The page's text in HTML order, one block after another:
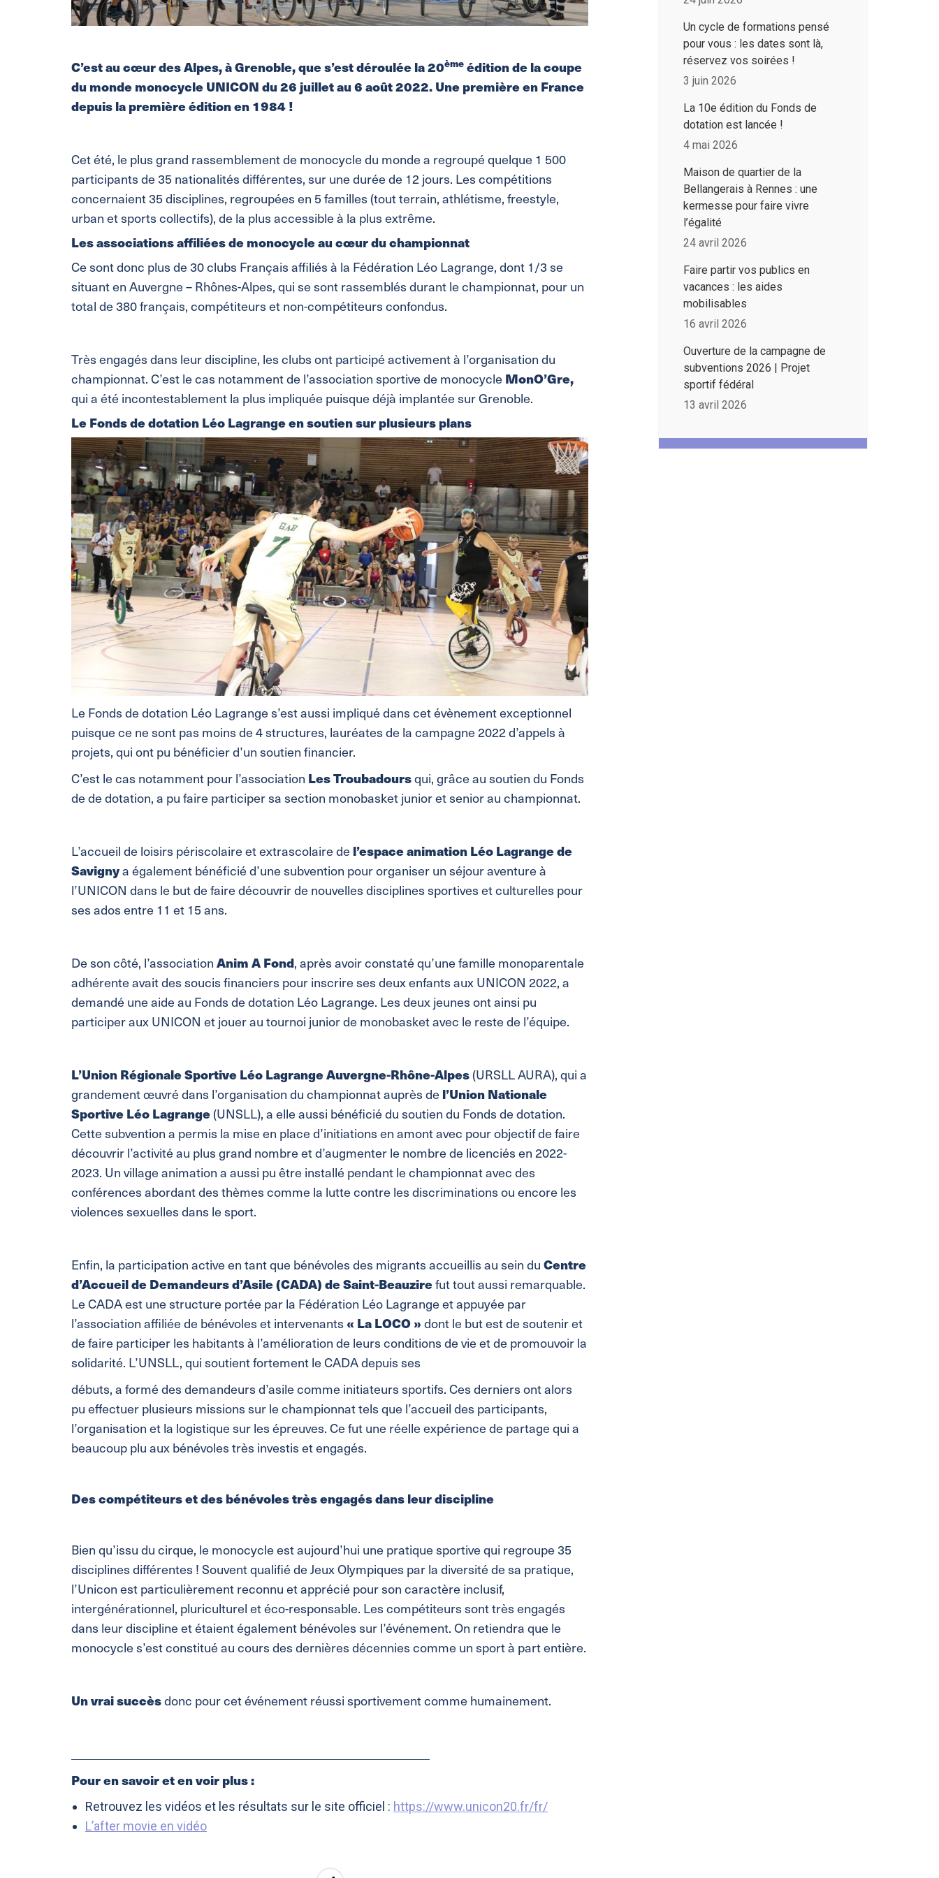
C’est au cœur des Alpes, à Grenoble, que s’est déroulée la 20ème édition de la coupe
du monde monocycle UNICON du 26 juillet au 6 août 2022. Une première en France
depuis la première édition en 1984 !
Cet été, le plus grand rassemblement de monocycle du monde a regroupé quelque 1 500
participants de 35 nationalités différentes, sur une durée de 12 jours. Les compétitions
concernaient 35 disciplines, regroupées en 5 familles (tout terrain, athlétisme, freestyle,
urban et sports collectifs), de la plus accessible à la plus extrême.
Les associations affiliées de monocycle au cœur du championnat
Ce sont donc plus de 30 clubs Français affiliés à la Fédération Léo Lagrange, dont 1/3 se
situant en Auvergne – Rhônes-Alpes, qui se sont rassemblés durant le championnat, pour un
total de 380 français, compétiteurs et non-compétiteurs confondus.
Très engagés dans leur discipline, les clubs ont participé activement à l’organisation du
championnat. C’est le cas notamment de l’association sportive de monocycleMonO’Gre,
qui a été incontestablement la plus impliquée puisque déjà implantée sur Grenoble.
Le Fonds de dotation Léo Lagrange en soutien sur plusieurs plans
Le Fonds de dotation Léo Lagrange s’est aussi impliqué dans cet évènement exceptionnel
puisque ce ne sont pas moins de 4 structures, lauréates de la campagne 2022 d’appels à
projets, qui ont pu bénéficier d’un soutien financier.
C’est le cas notamment pour l’association Les Troubadoursqui, grâce au soutien du Fonds
de de dotation, a pu faire participer sa section monobasket junior et senior au championnat.
L’accueil de loisirs périscolaire et extrascolaire del’espace animation Léo Lagrange de
Savignya également bénéficié d’une subvention pour organiser un séjour aventure à
l’UNICON dans le but de faire découvrir de nouvelles disciplines sportives et culturelles pour
ses ados entre 11 et 15 ans.
De son côté, l’associationAnim A Fond, après avoir constaté qu’une famille monoparentale
adhérente avait des soucis financiers pour inscrire ses deux enfants aux UNICON 2022, a
demandé une aide au Fonds de dotation Léo Lagrange. Les deux jeunes ont ainsi pu
participer aux UNICON et jouer au tournoi junior de monobasket avec le reste de l’équipe.
L’Union Régionale Sportive Léo Lagrange Auvergne-Rhône-Alpes(URSLL AURA), qui a
grandement œuvré dans l’organisation du championnat auprès del’Union Nationale
Sportive Léo Lagrange(UNSLL), a elle aussi bénéficié du soutien du Fonds de dotation.
Cette subvention a permis la mise en place d’initiations en amont avec pour objectif de faire
découvrir l’activité au plus grand nombre et d’augmenter le nombre de licenciés en 2022-
2023. Un village animation a aussi pu être installé pendant le championnat avec des
conférences abordant des thèmes comme la lutte contre les discriminations ou encore les
violences sexuelles dans le sport.
Enfin, la participation active en tant que bénévoles des migrants accueillis au sein duCentre
d’Accueil de Demandeurs d’Asile (CADA) de Saint-Beauzirefut tout aussi remarquable.
Le CADA est une structure portée par la Fédération Léo Lagrange et appuyée par
l’association affiliée de bénévoles et intervenants« La LOCO »dont le but est de soutenir et
de faire participer les habitants à l’amélioration de leurs conditions de vie et de promouvoir la
solidarité. L’UNSLL, qui soutient fortement le CADA depuis ses
débuts, a formé des demandeurs d’asile comme initiateurs sportifs. Ces derniers ont alors
pu effectuer plusieurs missions sur le championnat tels que l’accueil des participants,
l’organisation et la logistique sur les épreuves. Ce fut une réelle expérience de partage qui a
beaucoup plu aux bénévoles très investis et engagés.
Des compétiteurs et des bénévoles très engagés dans leur discipline
Bien qu’issu du cirque, le monocycle est aujourd’hui une pratique sportive qui regroupe 35
disciplines différentes ! Souvent qualifié de Jeux Olympiques par la diversité de sa pratique,
l’Unicon est particulièrement reconnu et apprécié pour son caractère inclusif,
intergénérationnel, pluriculturel et éco-responsable. Les compétiteurs sont très engagés
dans leur discipline et étaient également bénévoles sur l’événement. On retiendra que le
monocycle s’est constitué au cours des dernières décennies comme un sport à part entière.
Un vrai succèsdonc pour cet événement réussi sportivement comme humainement.
Pour en savoir et en voir plus :
Retrouvez les vidéos et les résultats sur le site officiel : https://www.unicon20.fr/fr/
L’after movie en vidéo
Un cycle de formations pensé
pour vous : les dates sont là,
réservez vos soirées !
3 juin 2026
La 10e édition du Fonds de
dotation est lancée !
4 mai 2026
Maison de quartier de la
Bellangerais à Rennes : une
kermesse pour faire vivre
l’égalité
24 avril 2026
Faire partir vos publics en
vacances : les aides
mobilisables
16 avril 2026
Ouverture de la campagne de
subventions 2026 | Projet
sportif fédéral
13 avril 2026